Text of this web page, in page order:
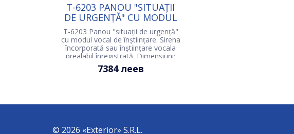
T-6203 PANOU "SITUAȚII
DE URGENȚĂ" CU MODUL
VOCAL
T-6203 Panou "situații de urgență"
cu modul vocal de înștiințare. Sirena
încorporată sau înștiințare vocala
prealabil înregistrată. Dimensiuni:
484x209x44mm
7384 леев
© 2026 «Exterior» S.R.L.